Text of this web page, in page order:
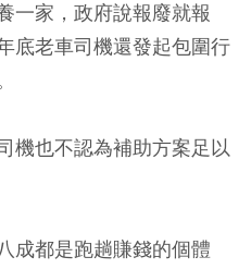
一家，政府說報廢就報
底老車司機還發起包圍行
機也不認為補助方案足以
成都是跑趟賺錢的個體